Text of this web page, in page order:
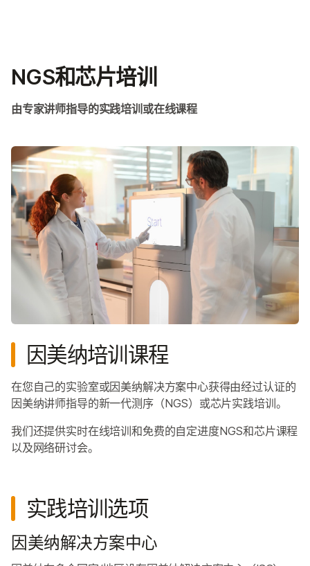
学习
支持
推荐内容链接
NGS和芯片培训
由专家讲师指导的实践培训或在线课程
因美纳培训课程
在您自己的实验室或因美纳解决方案中心获得由经过认证的
因美纳讲师指导的新一代测序（NGS）或芯片实践培训。
我们还提供实时在线培训和免费的自定进度NGS和芯片课程
以及网络研讨会。
实践培训选项
因美纳解决方案中心
癌症研究
微生物学
农业基因组学
生殖健康
遗传病和罕见病